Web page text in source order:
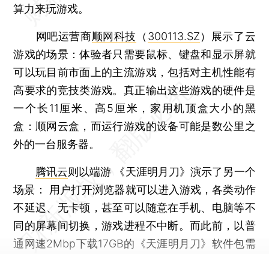
算力来玩游戏。
网吧运营商顺网科技 （ 300113.SZ）展示了云
游戏的场景：体验者只需要鼠标、键盘和显示屏就
可以玩目前市面上的主流游戏，包括对主机性能有
高要求的竞技类游戏。真正输出这些游戏的硬件是
一个长11厘米、高5厘米，家用机顶盒大小的黑
盒：顺网云盒，而运行游戏的设备可能是数公里之
外的一台服务器。
腾讯云则以端游 《天涯明月刀》演示了另一个
场景： 用户打开浏览器就可以进入游戏，各类动作
不延迟、无卡顿，甚至可以随意在手机、电脑等不
同的屏幕间切换，游戏进程不中断。而此前，以普
通网速2Mbp下载17GB的《天涯明月刀》软件包需